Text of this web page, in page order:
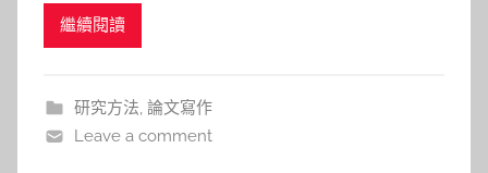
覺的影子；畢竟 AI 幻覺一旦出現在你的研究或是參
篇文章
繼續閱讀
研究方法, 論文寫作
Leave a comment